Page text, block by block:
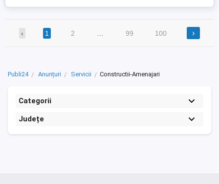
‹ 1 2 99 100 ›
Publi24 Anunțuri Servicii Constructii-Amenajari
Categorii
Județe